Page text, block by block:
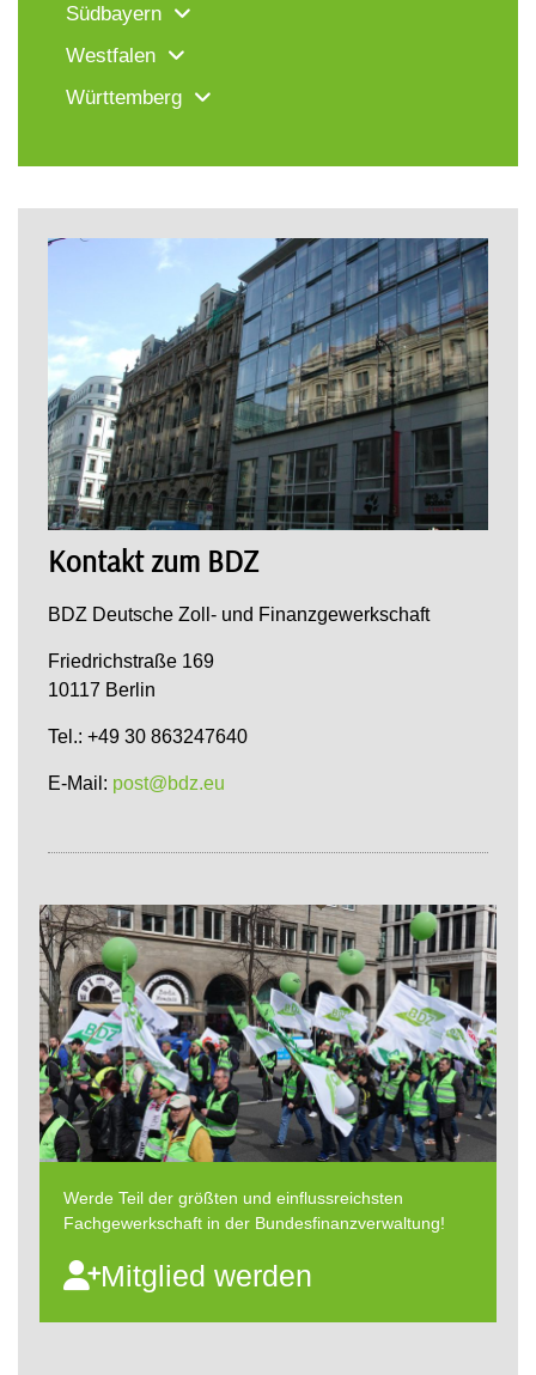
Südbayern
Westfalen
Württemberg
Kontakt zum BDZ
BDZ Deutsche Zoll- und Finanzgewerkschaft
Friedrichstraße 169
10117 Berlin
Tel.: +49 30 863247640
E-Mail: post@bdz.eu
Werde Teil der größten und einflussreichsten
Fachgewerkschaft in der Bundesfinanzverwaltung!
Mitglied werden